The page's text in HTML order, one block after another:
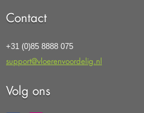
Contact
+31 (0)85 8888 075
support@vloerenvoordelig.nl
Volg ons